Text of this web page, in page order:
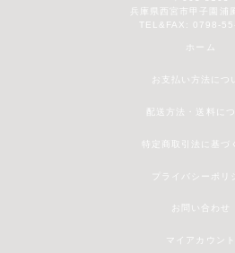
兵庫県西宮市甲子園浦
TEL&FAX: 0798-
ホーム
お支払い方法につ
配送方法・送料に
特定商取引法に基づ
プライバシーポリ
お問い合わせ
マイアカウント